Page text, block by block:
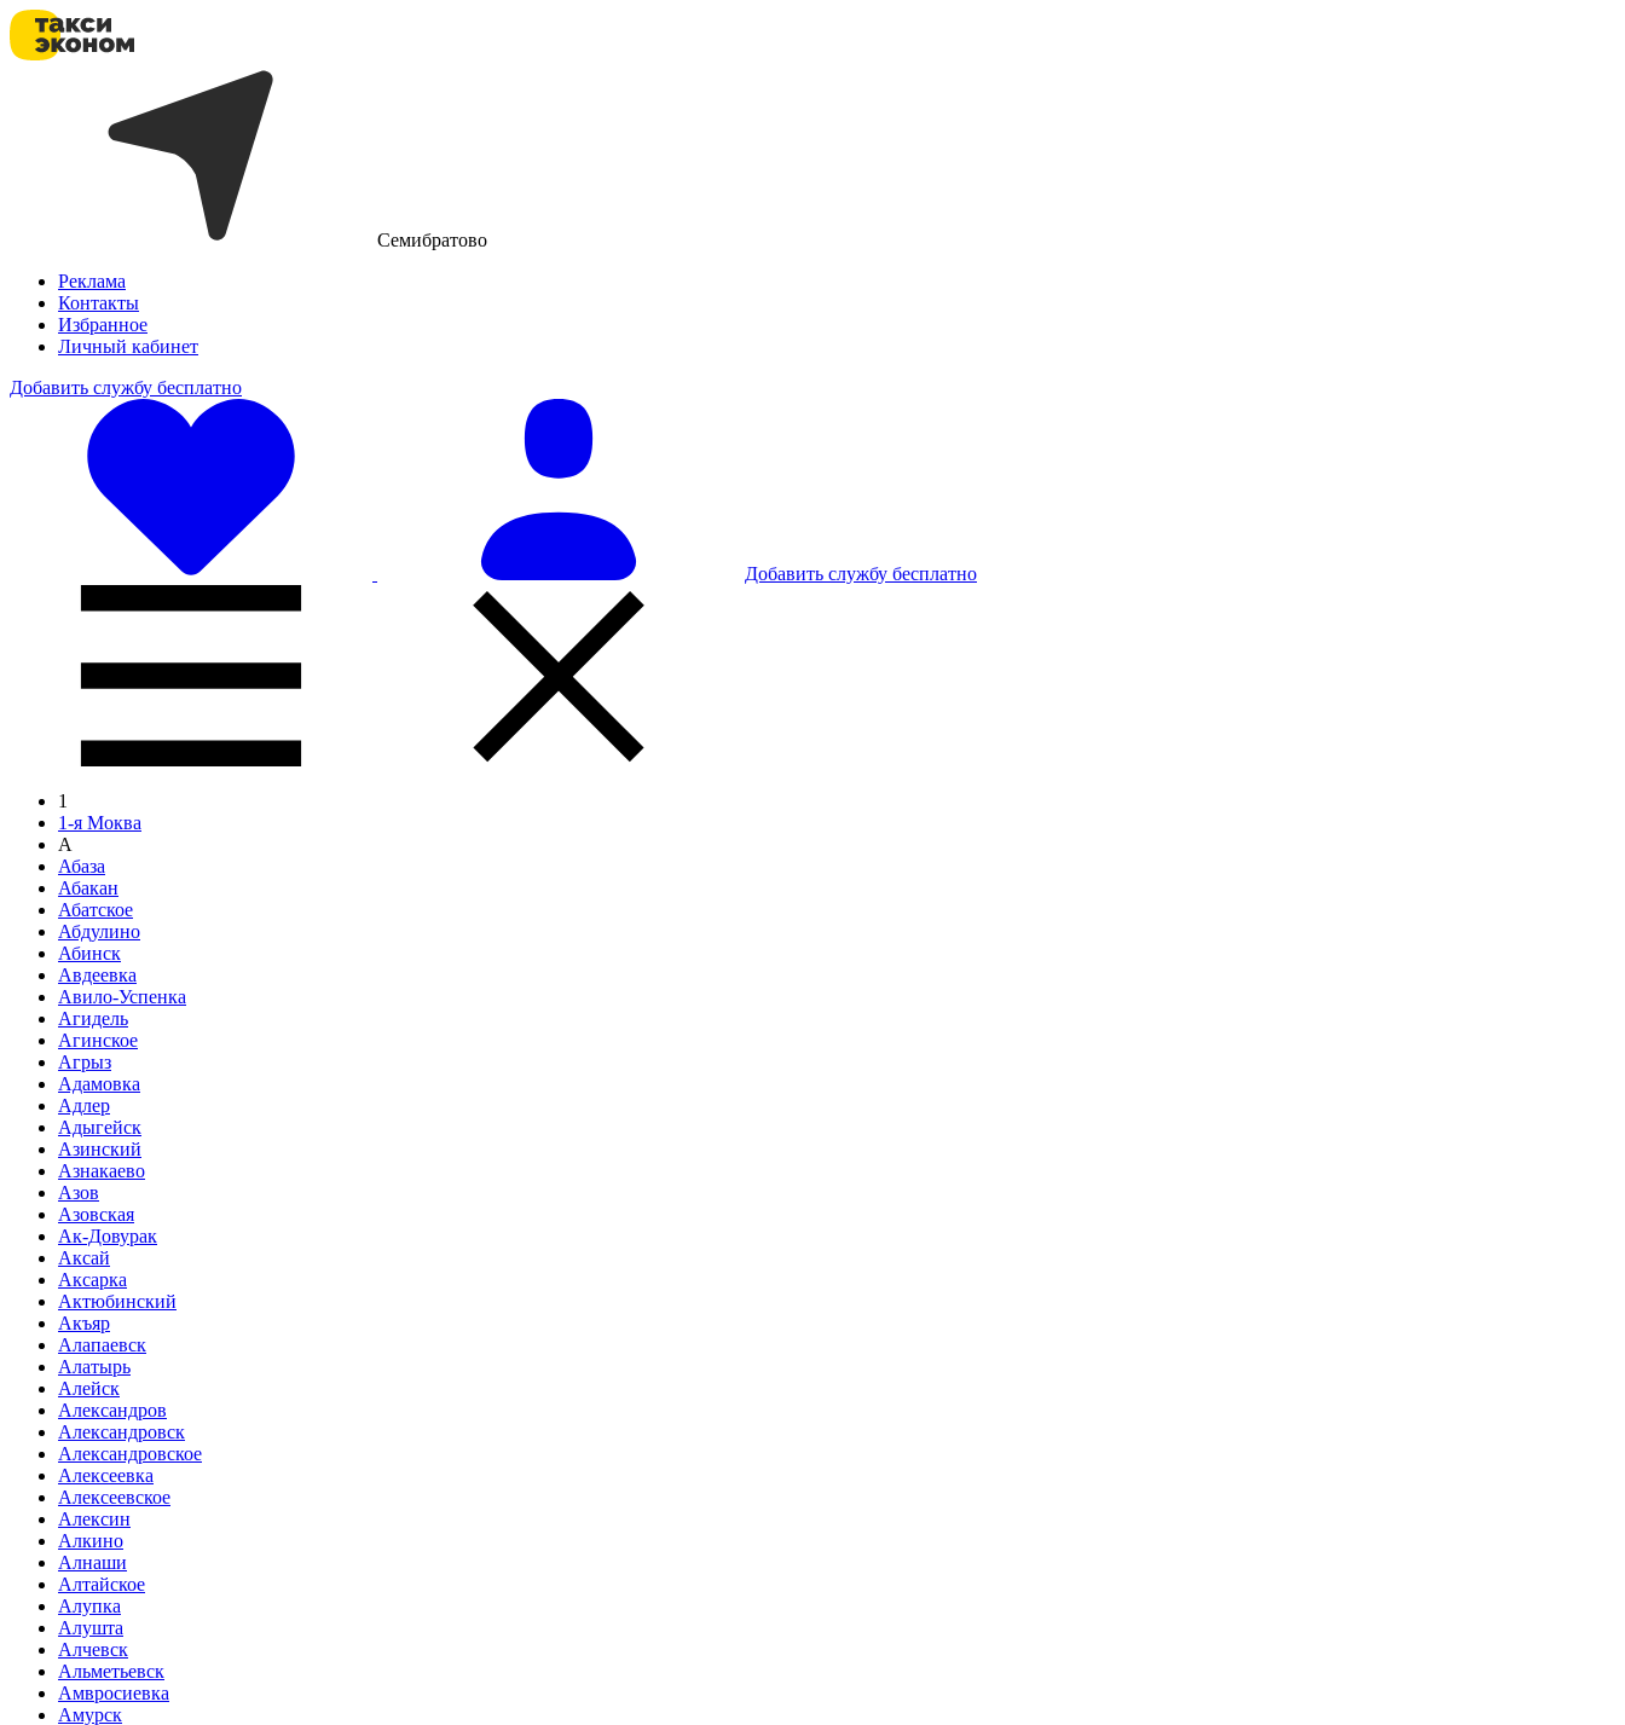
Семибратово
Реклама
Контакты
Избранное
Личный кабинет
Добавить службу бесплатно
Добавить службу бесплатно
1
1-я Моква
А
Абаза
Абакан
Абатское
Абдулино
Абинск
Авдеевка
Авило-Успенка
Агидель
Агинское
Агрыз
Адамовка
Адлер
Адыгейск
Азинский
Азнакаево
Азов
Азовская
Ак-Довурак
Аксай
Аксарка
Актюбинский
Акъяр
Алапаевск
Алатырь
Алейск
Александров
Александровск
Александровское
Алексеевка
Алексеевское
Алексин
Алкино
Алнаши
Алтайское
Алупка
Алушта
Алчевск
Альметьевск
Амвросиевка
Амурск